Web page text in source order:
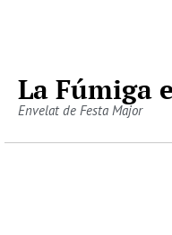
La Fúmiga
Envelat de Festa Major